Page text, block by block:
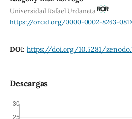
Universidad Rafael Urdaneta
https://orcid.org/0000-0002-8263-
DOI: https://doi.org/10.5281/
Descargas